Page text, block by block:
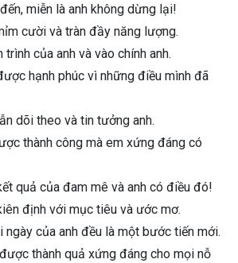
miễn là anh không dừng lại!
cười và tràn đầy năng lượng.
trình của anh và vào chính anh.
hạnh phúc vì những điều mình đã
dõi theo và tin tưởng anh.
thành công mà em xứng đáng có
quả của đam mê và anh có điều đó!
định với mục tiêu và ước mơ.
ngày của anh đều là một bước tiến mới.
thành quả xứng đáng cho mọi nỗ